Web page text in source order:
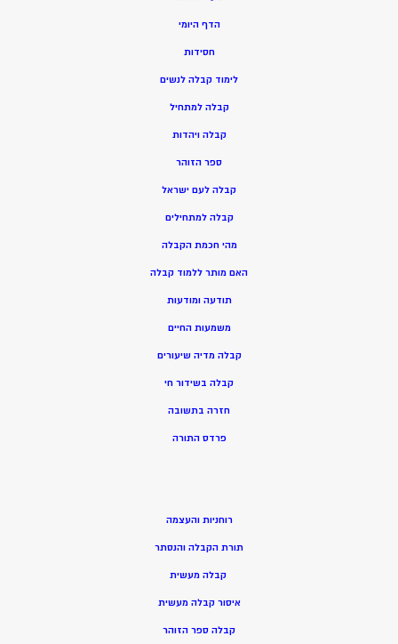
הדף היומי
חסידות
לימוד קבלה לנשים
קבלה למתחיל
קבלה ויהדות
ספר הזוהר
קבלה לעם ישראל
קבלה למתחילים
מהי חכמת הקבלה
האם מותר ללמוד קבלה
תודעה ומודעות
משמעות החיים
קבלה מדיה שיעורים
קבלה בשידור חי
חזרה בתשובה
פרדס התורה
רוחניות והעצמה
תורת הקבלה והנסתר
קבלה מעשית
איסור קבלה מעשית
קבלה ספר הזוהר